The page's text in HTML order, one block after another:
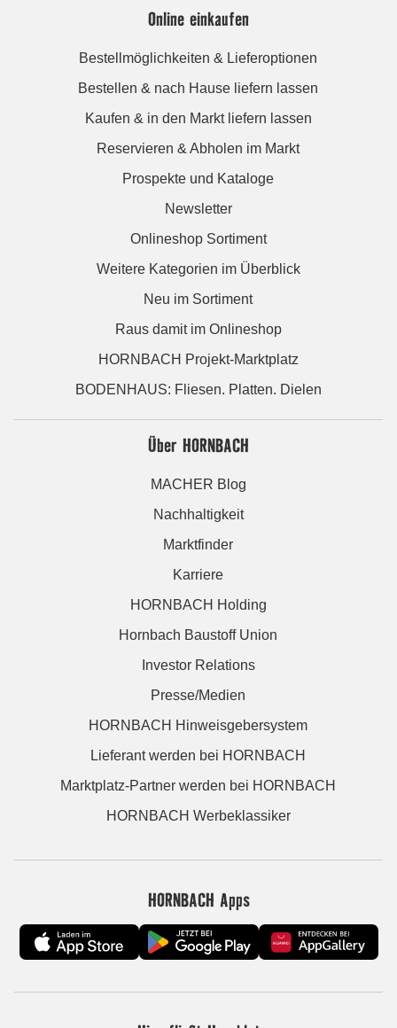
Online einkaufen
Bestellmöglichkeiten & Lieferoptionen
Bestellen & nach Hause liefern lassen
Kaufen & in den Markt liefern lassen
Reservieren & Abholen im Markt
Prospekte und Kataloge
Newsletter
Onlineshop Sortiment
Weitere Kategorien im Überblick
Neu im Sortiment
Raus damit im Onlineshop
HORNBACH Projekt-Marktplatz
BODENHAUS: Fliesen. Platten. Dielen
Über HORNBACH
MACHER Blog
Nachhaltigkeit
Marktfinder
Karriere
HORNBACH Holding
Hornbach Baustoff Union
Investor Relations
Presse/Medien
HORNBACH Hinweisgebersystem
Lieferant werden bei HORNBACH
Marktplatz-Partner werden bei HORNBACH
HORNBACH Werbeklassiker
HORNBACH Apps